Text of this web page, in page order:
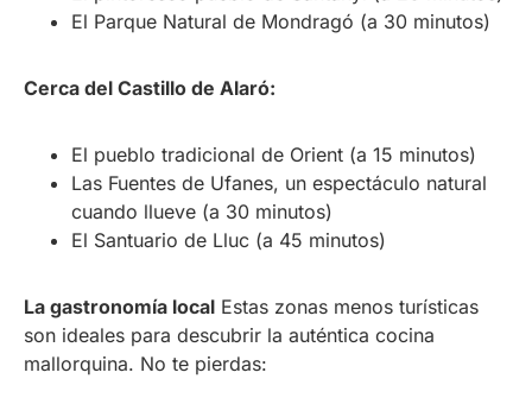
El Parque Natural de Mondragó (a 30 minutos)
Cerca del Castillo de Alaró:
El pueblo tradicional de Orient (a 15 minutos)
Las Fuentes de Ufanes, un espectáculo natural
cuando llueve (a 30 minutos)
El Santuario de Lluc (a 45 minutos)
La gastronomía local Estas zonas menos turísticas
son ideales para descubrir la auténtica cocina
mallorquina. No te pierdas: